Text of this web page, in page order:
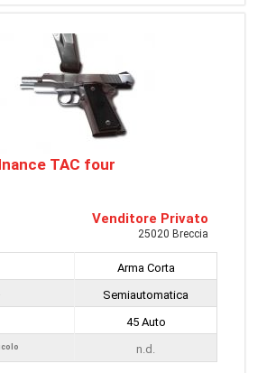
TAC four
Venditore Privato
25020 Breccia
Arma Corta
Semiautomatica
45 Auto
n.d.